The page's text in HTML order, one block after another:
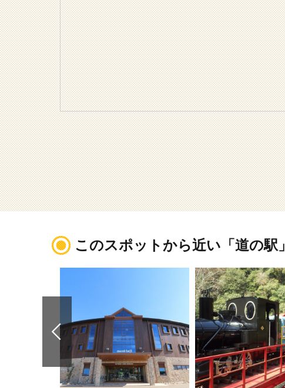
このスポットから近い「道の駅」